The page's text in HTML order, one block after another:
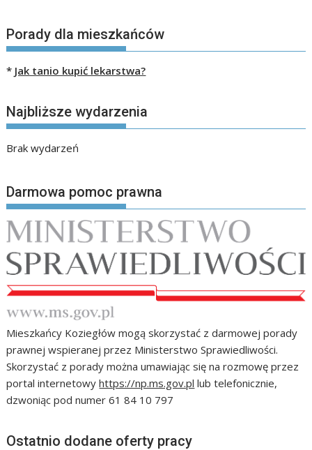
Porady dla mieszkańców
* Jak tanio kupić lekarstwa?
Najbliższe wydarzenia
Brak wydarzeń
Darmowa pomoc prawna
Mieszkańcy Koziegłów mogą skorzystać z darmowej porady
prawnej wspieranej przez Ministerstwo Sprawiedliwości.
Skorzystać z porady można umawiając się na rozmowę przez
portal internetowyhttps://np.ms.gov.pl lub telefonicznie,
dzwoniąc pod numer 61 84 10 797
Ostatnio dodane oferty pracy